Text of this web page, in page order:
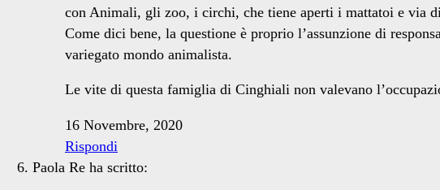
con Animali, gli zoo, i circhi, che tiene aperti i mattatoi e via
Come dici bene, la questione è proprio l’assunzione di
variegato mondo animalista.
Le vite di questa famiglia di Cinghiali non valevano
16 Novembre, 2020
Rispondi
Paola Re ha scritto: